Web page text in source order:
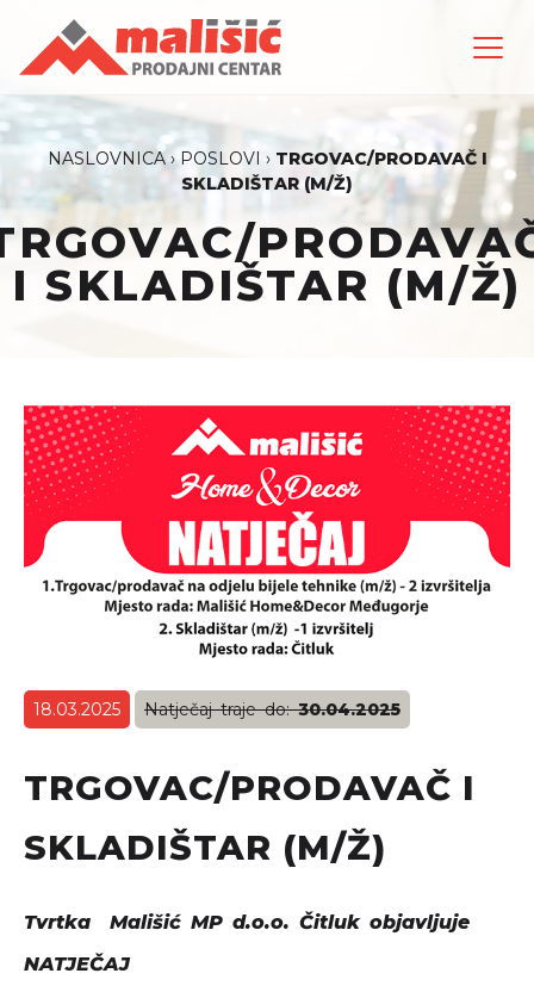
NASLOVNICA›POSLOVI › TRGOVAC/PRODAVAČ I
SKLADIŠTAR (M/Ž)
I SKLADIŠTAR (M/Ž)
18.03.2025 Natječaj traje do:30.04.2025
TRGOVAC/PRODAVAČ I
SKLADIŠTAR (M/Ž)
Tvrtka Mališić MP d.o.o. Čitluk objavljuje
NATJEČAJ